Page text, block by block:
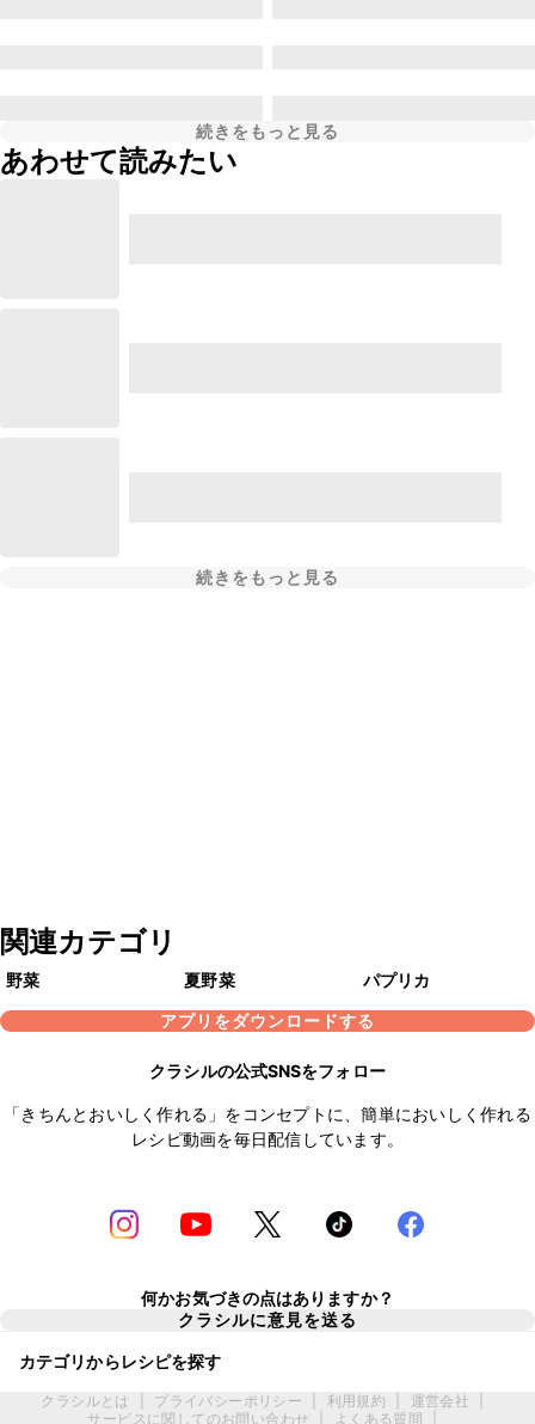
続きをもっと見る
あわせて読みたい
続きをもっと見る
関連カテゴリ
野菜 夏野菜
パプリカ
アプリをダウンロードする
クラシルの公式SNSをフォロー
「きちんとおいしく作れる」をコンセプトに、簡単においしく作れる
レシピ動画を毎日配信しています。
何かお気づきの点はありますか？
クラシルに意見を送る
カテゴリからレシピを探す
クラシルとは プライバシーポリシー 利用規約 運営会社
サービスに関してのお問い合わせ
よくある質問